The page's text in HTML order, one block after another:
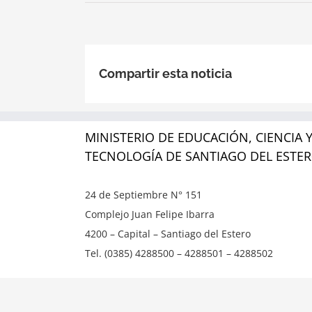
Compartir esta noticia
MINISTERIO DE EDUCACIÓN, CIENCIA Y
TECNOLOGÍA DE SANTIAGO DEL
24 de Septiembre N° 151
Complejo Juan Felipe Ibarra
4200 – Capital – Santiago del Estero
Tel. (0385) 4288500 – 4288501 – 4288502